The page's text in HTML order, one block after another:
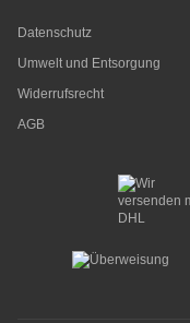
Datenschutz
Umwelt und Entsorgung
Widerrufsrecht
AGB